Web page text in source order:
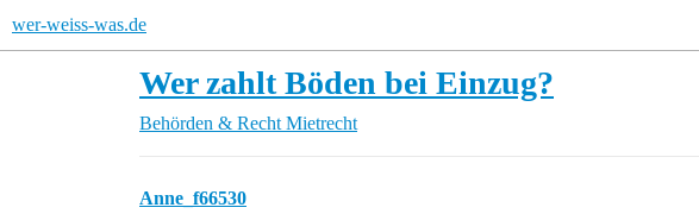
wer-weiss-was.de
Wer zahlt Böden bei Einzug?
Behörden & Recht Mietrecht
Anne_f66530